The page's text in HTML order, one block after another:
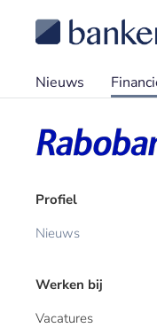
Nieuws
Profiel
Nieuws
Werken bij
Vacatures